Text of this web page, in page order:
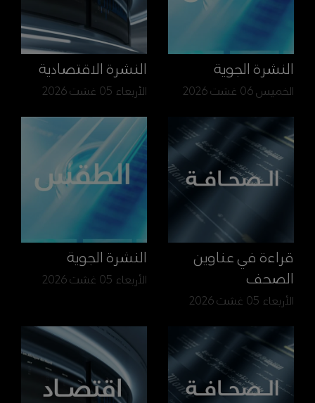
النشرة الجوية
الخميس 06 غشت 2026
النشرة الاقتصادية
الأربعاء 05 غشت 2026
قراءة في عناوين
الصحف
الأربعاء 05 غشت 2026
النشرة الجوية
الأربعاء 05 غشت 2026